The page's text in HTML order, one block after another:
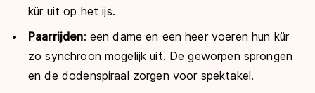
Winacties
Olympische uitslagen
Van Jong tot Goud verhalen
kür uit op het ijs.
Paarrijden: een dame en een heer voeren hun kür
zo synchroon mogelijk uit. De geworpen sprongen
en de dodenspiraal zorgen voor spektakel.